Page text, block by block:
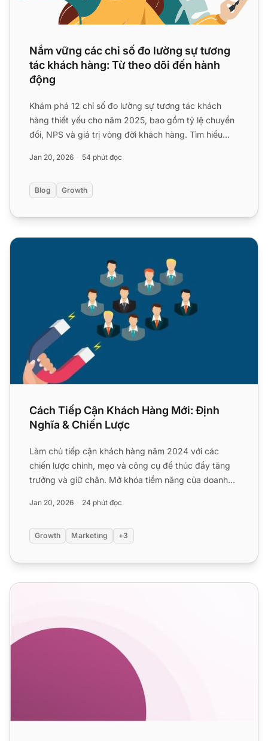
Nắm vững các chỉ số đo lường sự tương
tác khách hàng: Từ theo dõi đến hành
động
Khám phá 12 chỉ số đo lường sự tương tác khách
hàng thiết yếu cho năm 2025, bao gồm tỷ lệ chuyển
đổi, NPS và giá trị vòng đời khách hàng. Tìm hiểu
Jan 20, 2026 54 phút đọc
Blog Growth
Cách Tiếp Cận Khách Hàng Mới: Định Nghĩa & Chiến Lược
Cách Tiếp Cận Khách Hàng Mới: Định
Nghĩa & Chiến Lược
Làm chủ tiếp cận khách hàng năm 2024 với các
chiến lược chính, mẹo và công cụ để thúc đẩy tăng
trưởng và giữ chân. Mở khóa tiềm năng của doanh
Jan 20, 2026 24 phút đọc
Growth Marketing +3
Tương Tác Khách Hàng